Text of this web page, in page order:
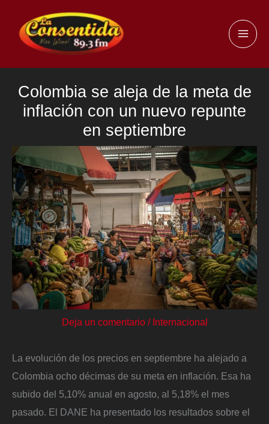
contenido
Colombia se aleja de la meta de
inflación con un nuevo repunte
en septiembre
Deja un comentario / Internacional
La evolución de los precios en septiembre ha alejado a
Colombia ocho décimas de su meta en inflación. Esa ha
subido del 5,10% anual en agosto, al 5,18% el mes
pasado. El DANE ha presentado los resultados sobre el